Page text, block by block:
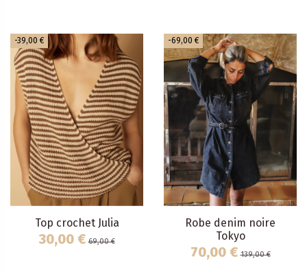
-39,00 €
Top crochet Julia
30,00 € 69,00 €
-69,00 €
Robe denim noire
Tokyo
70,00 € 139,00 €